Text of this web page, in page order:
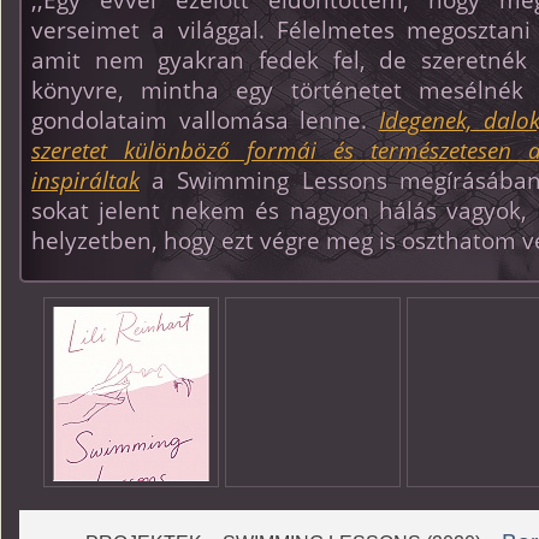
verseimet a világgal. Félelmetes
amit nem gyakran fedek fel, de
könyvre, mintha egy történetet
gondolataim vallomása lenne.Idegenek,
szeretet különböző formái és természetesen
inspiráltaka Swimming Lessons
sokat jelent nekem és nagyon hálás
helyzetben, hogy ezt végre meg is oszthatom